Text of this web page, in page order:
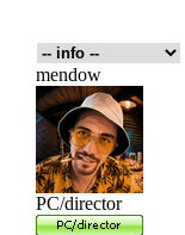
mendow
PC/director